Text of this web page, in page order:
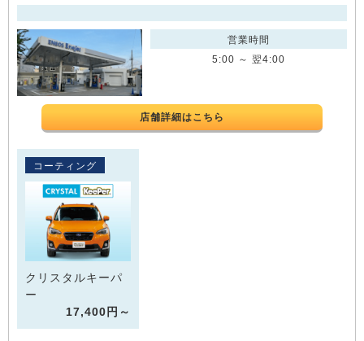
営業時間
5:00 ～ 翌4:00
店舗詳細はこちら
コーティング
クリスタルキーパ
ー
17,400円～